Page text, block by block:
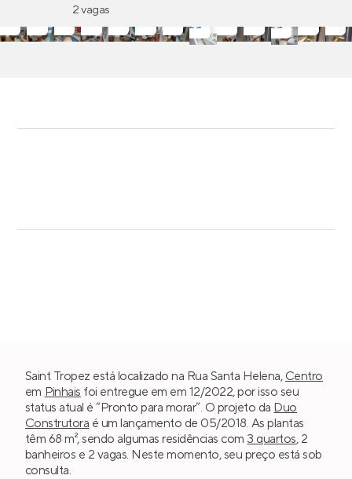
2 vagas
Saint Tropez está localizado na Rua Santa Helena, Centro
em Pinhais foi entregue em em 12/2022, por isso seu
status atual é “Pronto para morar”. O projeto da Duo
Construtora é um lançamento de 05/2018. As plantas
têm 68 m², sendo algumas residências com 3 quartos, 2
banheiros e 2 vagas. Neste momento, seu preço está sob
consulta.